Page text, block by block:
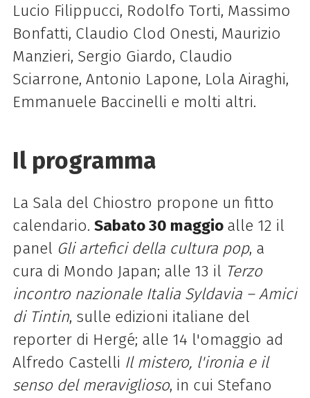
Lucio Filippucci, Rodolfo Torti, Massimo
Bonfatti, Claudio Clod Onesti, Maurizio
Manzieri, Sergio Giardo, Claudio
Sciarrone, Antonio Lapone, Lola Airaghi,
Emmanuele Baccinelli e molti altri.
Il programma
La Sala del Chiostro propone un fitto
calendario. Sabato 30 maggio alle 12 il
panel Gli artefici della cultura pop, a
cura di Mondo Japan; alle 13 il Terzo
incontro nazionale Italia Syldavia – Amici
di Tintin, sulle edizioni italiane del
reporter di Hergé; alle 14 l'omaggio ad
Alfredo Castelli Il mistero, l'ironia e il
senso del meraviglioso, in cui Stefano